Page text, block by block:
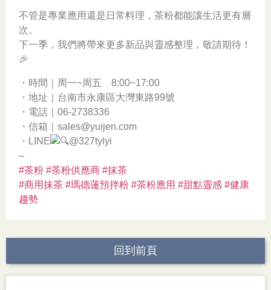
不管是專業應用還是日常料理，茶粉都能讓生活更有層
次。
下一季，我們將帶來更多新品與靈感整理，敬請期待！
🎉
・時間｜周一~周五 8:00~17:00
・地址｜台南市永康區大灣東路99號
・電話｜06-2738336
・信箱｜sales@yuijen.com
・LINE
@327tylyi
–
#茶粉 #茶粉供應商 #抹茶
#商用抹茶 #瑪德蓮預拌粉 #茶粉應用 #甜點靈感 #健康
趨勢
回到前頁